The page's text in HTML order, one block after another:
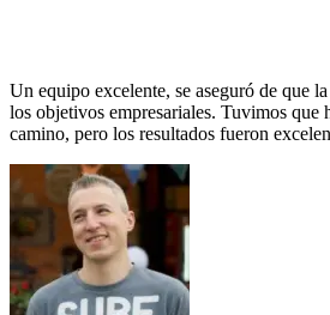
Un equipo excelente, se aseguró de que
los objetivos empresariales. Tuvimos que
camino, pero los resultados fueron